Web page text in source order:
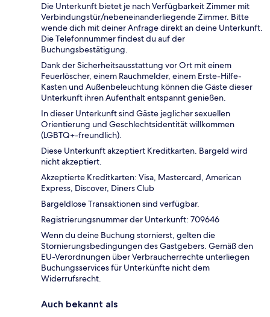
Die Unterkunft bietet je nach Verfügbarkeit Zimmer mit
Verbindungstür/nebeneinanderliegende Zimmer. Bitte
wende dich mit deiner Anfrage direkt an deine Unterkunft.
Die Telefonnummer findest du auf der
Buchungsbestätigung.
Dank der Sicherheitsausstattung vor Ort mit einem
Feuerlöscher, einem Rauchmelder, einem Erste-Hilfe-
Kasten und Außenbeleuchtung können die Gäste dieser
Unterkunft ihren Aufenthalt entspannt genießen.
In dieser Unterkunft sind Gäste jeglicher sexuellen
Orientierung und Geschlechtsidentität willkommen
(LGBTQ+-freundlich).
Diese Unterkunft akzeptiert Kreditkarten. Bargeld wird
nicht akzeptiert.
Akzeptierte Kreditkarten: Visa, Mastercard, American
Express, Discover, Diners Club
Bargeldlose Transaktionen sind verfügbar.
Registrierungsnummer der Unterkunft: 709646
Wenn du deine Buchung stornierst, gelten die
Stornierungsbedingungen des Gastgebers. Gemäß den
EU-Verordnungen über Verbraucherrechte unterliegen
Buchungsservices für Unterkünfte nicht dem
Widerrufsrecht.
Auch bekannt als